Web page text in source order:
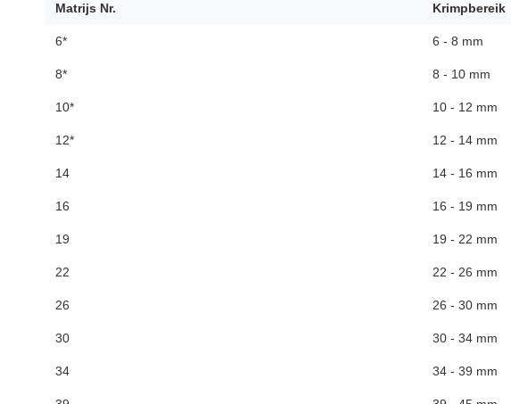
Matrijs Nr. Krimpbereik
6* 6 - 8 mm
8* 8 - 10 mm
10* 10 - 12 mm
12* 12 - 14 mm
14 14 - 16 mm
16 16 - 19 mm
19 19 - 22 mm
22 22 - 26 mm
26 26 - 30 mm
30 30 - 34 mm
34 34 - 39 mm